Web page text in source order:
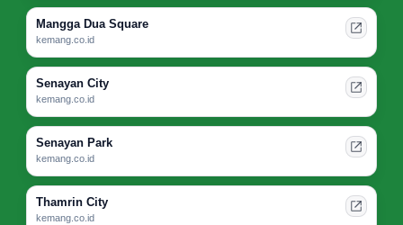
Mangga Dua Square
kemang.co.id
Senayan City
kemang.co.id
Senayan Park
kemang.co.id
Thamrin City
kemang.co.id